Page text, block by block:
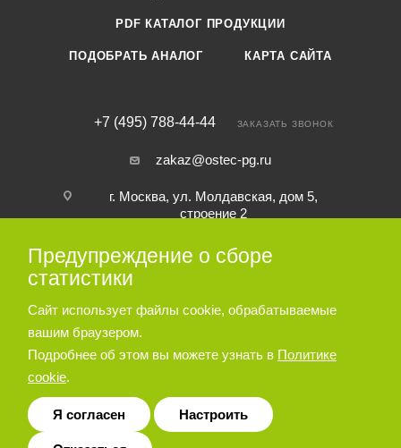
PDF КАТАЛОГ ПРОДУКЦИИ
ПОДОБРАТЬ АНАЛОГ КАРТА САЙТА
+7 (495) 788-44-44 ЗАКАЗАТЬ ЗВОНОК
zakaz@ostec-pg.ru
г. Москва, ул. Молдавская, дом 5,
строение 2
ПОДПИСАТЬСЯ НА РАССЫЛКУ
ПОЛИТИКА КОНФИДЕНЦИАЛЬНОСТИ
© 2026 Пневматическое и гидравлическое оборудование ООО
«Остек-АртТул»
Предупреждение о сборе
статистики
Сайт использует файлы cookie, обрабатываемые
вашим браузером.
Подробнее об этом вы можете узнать в Политике
cookie.
Я согласен Настроить